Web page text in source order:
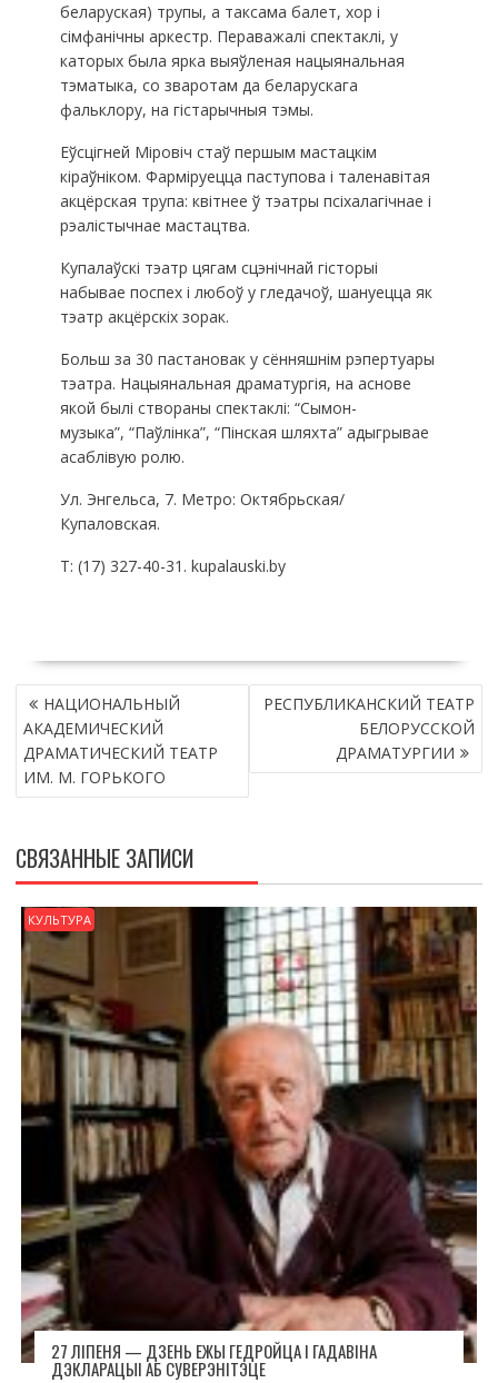
беларуская) трупы, а таксама балет, хор і
сімфанічны аркестр. Пераважалі спектаклі, у
каторых была ярка выяўленая нацыянальная
тэматыка, со зваротам да беларускага
фальклору, на гістарычныя тэмы.
Еўсцігней Міровіч стаў першым мастацкім
кіраўніком. Фарміруецца паступова і таленавітая
акцёрская трупа: квітнее ў тэатры псіхалагічнае і
рэалістычнае мастацтва.
Купалаўскі тэатр цягам сцэнічнай гісторыі
набывае поспех і любоў у гледачоў, шануецца як
тэатр акцёрскіх зорак.
Больш за 30 пастановак у сённяшнім рэпертуары
тэатра. Нацыянальная драматургія, на аснове
якой былі створаны спектаклі: “Сымон-
музыка”, “Паўлінка”, “Пінская шляхта” адыгрывае
асаблівую ролю.
Ул. Энгельса, 7. Метро: Октябрьская/
Купаловская.
Т: (17) 327-40-31. kupalauski.by
НАВИГАЦИЯ
ПО
ЗАПИСЯМ
НАЦИОНАЛЬНЫЙ
АКАДЕМИЧЕСКИЙ
ДРАМАТИЧЕСКИЙ ТЕАТР
ИМ. М. ГОРЬКОГО
РЕСПУБЛИКАНСКИЙ ТЕАТР
БЕЛОРУССКОЙ
ДРАМАТУРГИИ
СВЯЗАННЫЕ ЗАПИСИ
КУЛЬТУРА
27 ЛІПЕНЯ — ДЗЕНЬ ЕЖЫ ГЕДРОЙЦА І ГАДАВІНА
ДЭКЛАРАЦЫІ АБ СУВЕРЭНІТЭЦЕ